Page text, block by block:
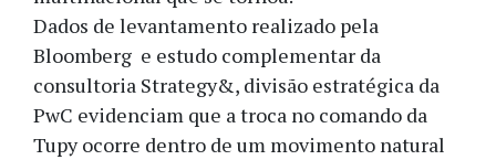
Dados de levantamento realizado pela
Bloomberg e estudo complementar da
consultoria Strategy&, divisão estratégica da
PwC evidenciam que a troca no comando da
Tupy ocorre dentro de um movimento natural